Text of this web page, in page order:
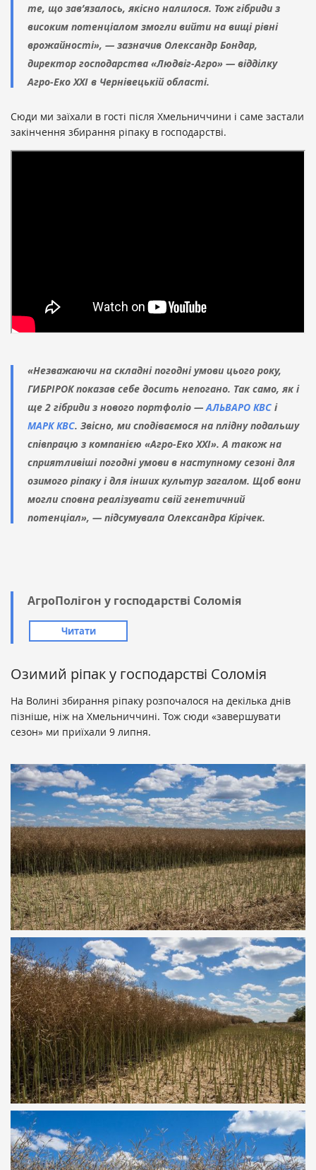
те, що зав’язалось, якісно налилося. Тож гібриди з
високим потенціалом змогли вийти на вищі рівні
врожайності», — зазначив Олександр Бондар,
директор господарства «Людвіг-Агро» — відділку
Агро-Еко ХХІ в Чернівецькій області.
Сюди ми заїхали в гості після Хмельниччини і саме застали
закінчення збирання ріпаку в господарстві.
«Незважаючи на складні погодні умови цього року,
ГИБРІРОК показав себе досить непогано. Так само, як і
ще 2 гібриди з нового портфоліо —АЛЬВАРО КВС і
МАРК КВС. Звісно, ми сподіваємося на плідну подальшу
співпрацю з компанією «Агро-Еко ХХІ». А також на
сприятливіші погодні умови в наступному сезоні для
озимого ріпаку і для інших культур загалом. Щоб вони
могли сповна реалізувати свій генетичний
потенціал», — підсумувала Олександра Кірічек.
АгроПолігон у господарстві Соломія
Читати
Озимий ріпак у господарстві Соломія
На Волині збирання ріпаку розпочалося на декілька днів
пізніше, ніж на Хмельниччині. Тож сюди «завершувати
сезон» ми приїхали 9 липня.